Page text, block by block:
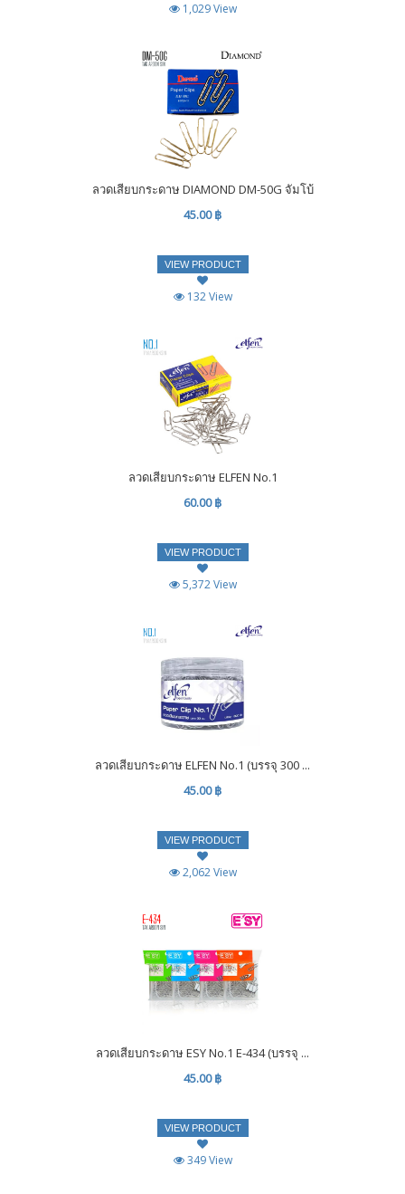
1,029 View
ลวดเสียบกระดาษ DIAMOND DM-50G จัมโบ้
45.00 ฿
VIEW PRODUCT
132 View
ลวดเสียบกระดาษ ELFEN No.1
60.00 ฿
VIEW PRODUCT
5,372 View
ลวดเสียบกระดาษ ELFEN No.1 (บรรจุ 300 ...
45.00 ฿
VIEW PRODUCT
2,062 View
ลวดเสียบกระดาษ ESY No.1 E-434 (บรรจุ ...
45.00 ฿
VIEW PRODUCT
349 View